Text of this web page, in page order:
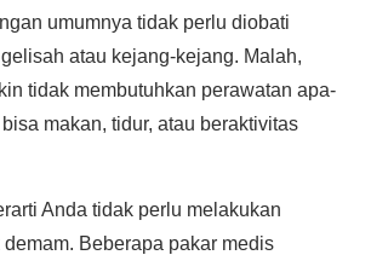
umumnya tidak perlu diobati
atau kejang-kejang. Malah,
tidak membutuhkan perawatan apa-
makan, tidur, atau beraktivitas
Anda tidak perlu melakukan
Beberapa pakar medis